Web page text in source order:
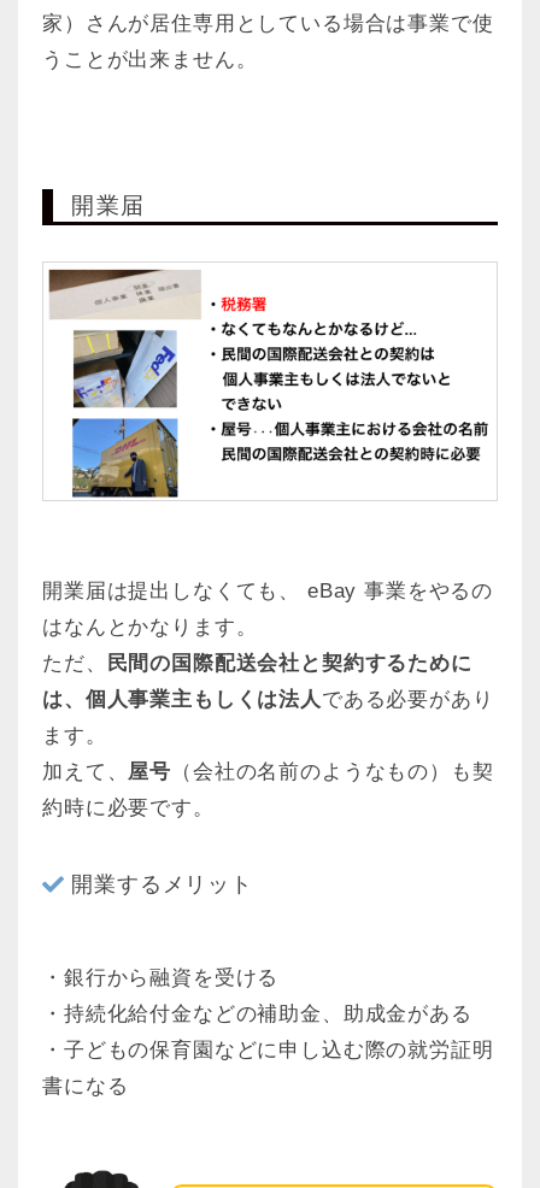
家）さんが居住専用としている場合は事業で使
うことが出来ません。
開業届
開業届は提出しなくても、 eBay 事業をやるの
はなんとかなります。
ただ、
民間の国際配送会社と契約するために
は、個人事業主もしくは法人である必要があり
ます。
加えて、 屋号 （会社の名前のようなもの）も契
約時に必要です。
開業するメリット
・銀行から融資を受ける
・持続化給付金などの補助金、助成金がある
・子どもの保育園などに申し込む際の就労証明
書になる